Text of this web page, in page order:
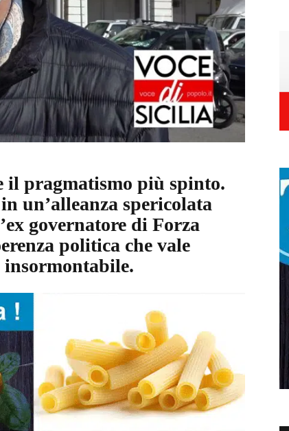
il pragmatismo più spinto.
un’alleanza spericolata
governatore di Forza
politica che vale
insormontabile.